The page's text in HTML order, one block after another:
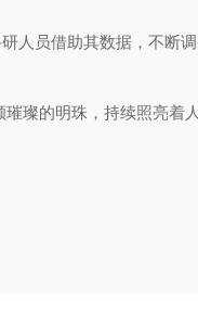
员借助其数据，不断调
的明珠，持续照亮着人